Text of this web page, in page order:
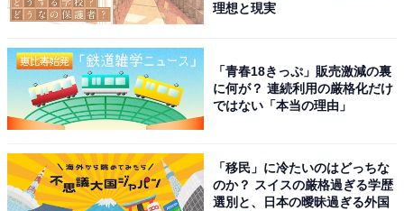
理想と現実
「青春18きっぷ」販売激減の裏
に何が？ 連続利用の厳格化だけ
ではない「本当の理由」
「移民」に冷たいのはどっちな
のか？ スイスの厳格過ぎる学歴
選別と、日本の曖昧過ぎる外国